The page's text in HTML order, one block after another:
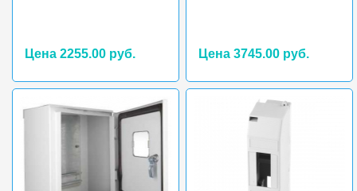
Цена 2255.00 руб. Цена 3745.00 руб.